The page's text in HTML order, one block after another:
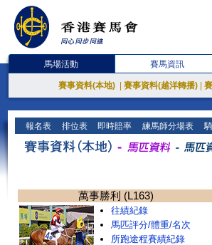
馬場活動 賽馬資訊
賽事資料(本地) 賽事資料(越洋轉播)
報名表 排位表 即時賠率 練馬師分場表
萬事勝利 (L163)
往績紀錄
馬匹評分/體重/名次
所跑途程賽績紀錄